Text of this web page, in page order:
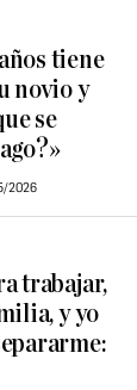
tiene
novio y
se
2026
trabajar,
y yo